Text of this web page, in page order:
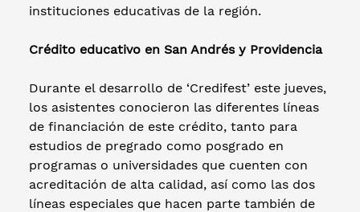
instituciones educativas de la región.
Crédito educativo en San Andrés y Providencia
Durante el desarrollo de ‘Credifest’ este jueves,
los asistentes conocieron las diferentes líneas
de financiación de este crédito, tanto para
estudios de pregrado como posgrado en
programas o universidades que cuenten con
acreditación de alta calidad, así como las dos
líneas especiales que hacen parte también de